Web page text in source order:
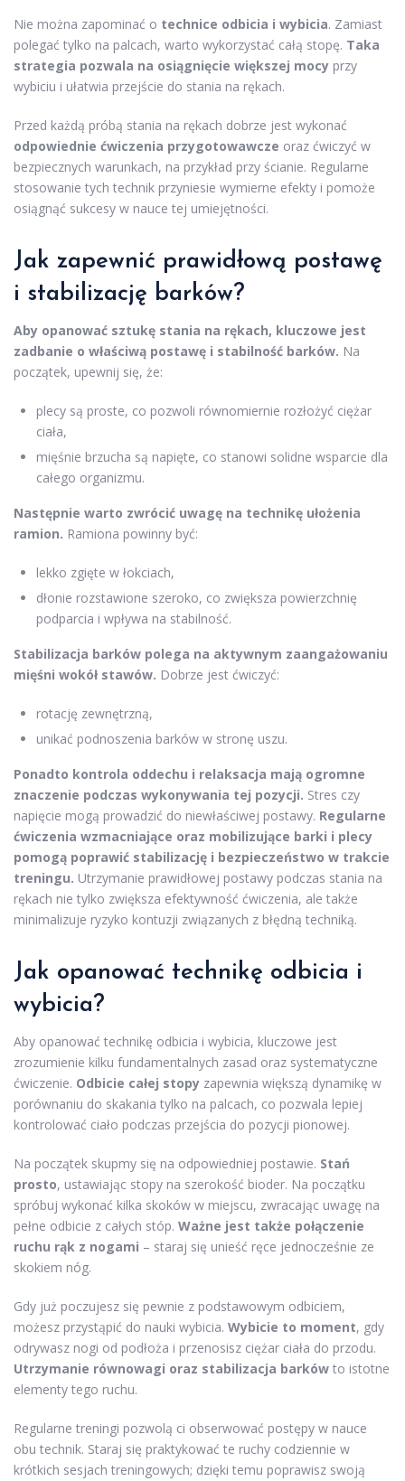
Nie można zapominać o technice odbicia i wybicia. Zamiast
polegać tylko na palcach, warto wykorzystać całą stopę. Taka
strategia pozwala na osiągnięcie większej mocy przy
wybiciu i ułatwia przejście do stania na rękach.
Przed każdą próbą stania na rękach dobrze jest wykonać
odpowiednie ćwiczenia przygotowawcze oraz ćwiczyć w
bezpiecznych warunkach, na przykład przy ścianie. Regularne
stosowanie tych technik przyniesie wymierne efekty i pomoże
osiągnąć sukcesy w nauce tej umiejętności.
Jak zapewnić prawidłową postawę
i stabilizację barków?
Aby opanować sztukę stania na rękach, kluczowe jest
zadbanie o właściwą postawę i stabilność barków. Na
początek, upewnij się, że:
plecy są proste, co pozwoli równomiernie rozłożyć ciężar
ciała,
mięśnie brzucha są napięte, co stanowi solidne wsparcie dla
całego organizmu.
Następnie warto zwrócić uwagę na technikę ułożenia
ramion. Ramiona powinny być:
lekko zgięte w łokciach,
dłonie rozstawione szeroko, co zwiększa powierzchnię
podparcia i wpływa na stabilność.
Stabilizacja barków polega na aktywnym zaangażowaniu
mięśni wokół stawów. Dobrze jest ćwiczyć:
rotację zewnętrzną,
unikać podnoszenia barków w stronę uszu.
Ponadto kontrola oddechu i relaksacja mają ogromne
znaczenie podczas wykonywania tej pozycji. Stres czy
napięcie mogą prowadzić do niewłaściwej postawy. Regularne
ćwiczenia wzmacniające oraz mobilizujące barki i plecy
pomogą poprawić stabilizację i bezpieczeństwo w trakcie
treningu. Utrzymanie prawidłowej postawy podczas stania na
rękach nie tylko zwiększa efektywność ćwiczenia, ale także
minimalizuje ryzyko kontuzji związanych z błędną techniką.
Jak opanować technikę odbicia i
wybicia?
Aby opanować technikę odbicia i wybicia, kluczowe jest
zrozumienie kilku fundamentalnych zasad oraz systematyczne
ćwiczenie. Odbicie całej stopy zapewnia większą dynamikę w
porównaniu do skakania tylko na palcach, co pozwala lepiej
kontrolować ciało podczas przejścia do pozycji pionowej.
Na początek skupmy się na odpowiedniej postawie. Stań
prosto, ustawiając stopy na szerokość bioder. Na początku
spróbuj wykonać kilka skoków w miejscu, zwracając uwagę na
pełne odbicie z całych stóp. Ważne jest także połączenie
ruchu rąk z nogami – staraj się unieść ręce jednocześnie ze
skokiem nóg.
Gdy już poczujesz się pewnie z podstawowym odbiciem,
możesz przystąpić do nauki wybicia. Wybicie to moment, gdy
odrywasz nogi od podłoża i przenosisz ciężar ciała do przodu.
Utrzymanie równowagi oraz stabilizacja barków to istotne
elementy tego ruchu.
Regularne treningi pozwolą ci obserwować postępy w nauce
obu technik. Staraj się praktykować te ruchy codziennie w
krótkich sesjach treningowych; dzięki temu poprawisz swoją